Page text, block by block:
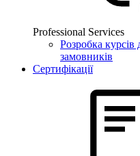
Professional Services
Розробка курсів
замовників
Сертифікації